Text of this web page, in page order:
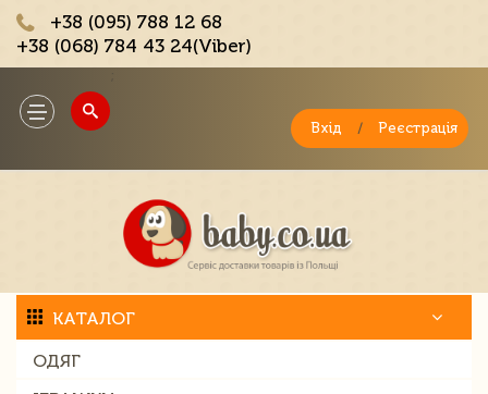
+38 (095) 788 12 68
+38 (068) 784 43 24(Viber)
Toggle
navigation
Вхід / Реєстрація
КАТАЛОГ
ОДЯГ